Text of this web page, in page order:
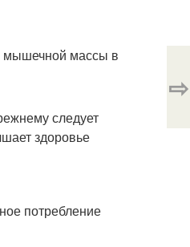
мышечной массы в
следует
здоровье
потребление
⇨